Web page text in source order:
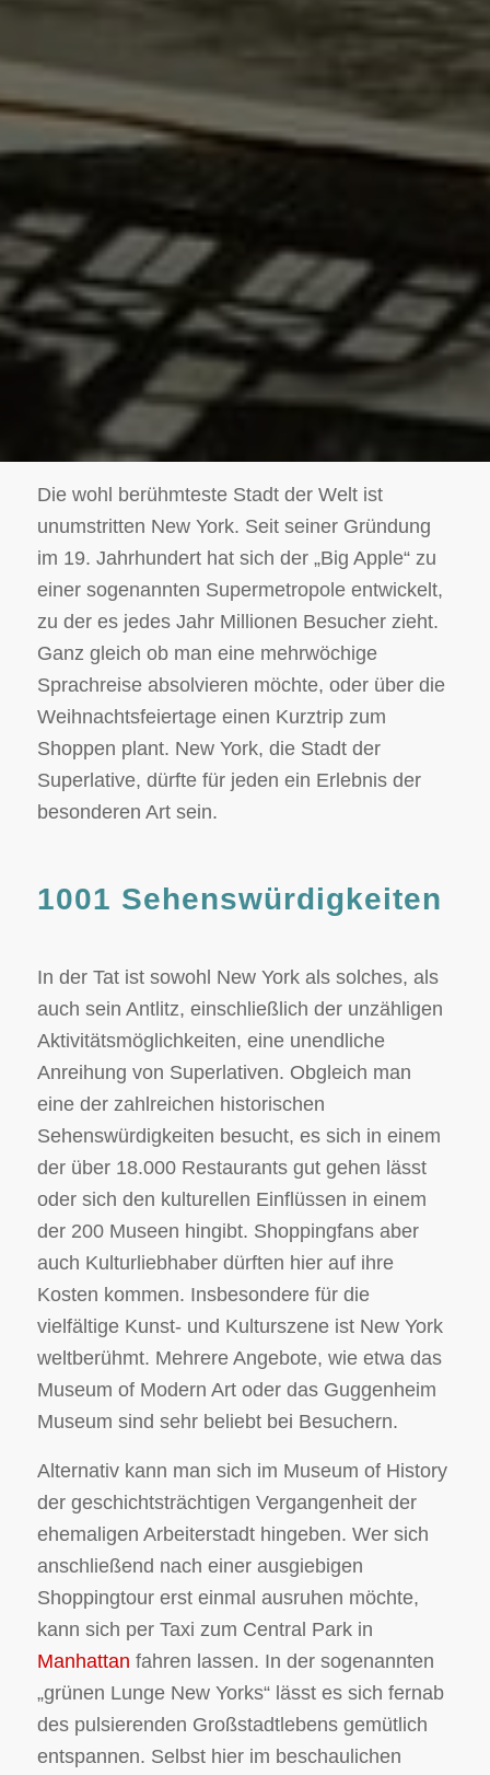
Die wohl berühmteste Stadt der Welt ist
unumstritten New York. Seit seiner Gründung
im 19. Jahrhundert hat sich der „Big Apple“ zu
einer sogenannten Supermetropole entwickelt,
zu der es jedes Jahr Millionen Besucher zieht.
Ganz gleich ob man eine mehrwöchige
Sprachreise absolvieren möchte, oder über die
Weihnachtsfeiertage einen Kurztrip zum
Shoppen plant. New York, die Stadt der
Superlative, dürfte für jeden ein Erlebnis der
besonderen Art sein.
1001 Sehenswürdigkeiten
In der Tat ist sowohl New York als solches, als
auch sein Antlitz, einschließlich der unzähligen
Aktivitätsmöglichkeiten, eine unendliche
Anreihung von Superlativen. Obgleich man
eine der zahlreichen historischen
Sehenswürdigkeiten besucht, es sich in einem
der über 18.000 Restaurants gut gehen lässt
oder sich den kulturellen Einflüssen in einem
der 200 Museen hingibt. Shoppingfans aber
auch Kulturliebhaber dürften hier auf ihre
Kosten kommen. Insbesondere für die
vielfältige Kunst- und Kulturszene ist New York
weltberühmt. Mehrere Angebote, wie etwa das
Museum of Modern Art oder das Guggenheim
Museum sind sehr beliebt bei Besuchern.
Alternativ kann man sich im Museum of History
der geschichtsträchtigen Vergangenheit der
ehemaligen Arbeiterstadt hingeben. Wer sich
anschließend nach einer ausgiebigen
Shoppingtour erst einmal ausruhen möchte,
kann sich per Taxi zum Central Park in
Manhattan fahren lassen. In der sogenannten
„grünen Lunge New Yorks“ lässt es sich fernab
des pulsierenden Großstadtlebens gemütlich
entspannen. Selbst hier im beschaulichen